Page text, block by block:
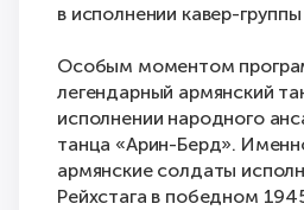
в исполнении кавер-
Особым моментом
легендарный армянский
исполнении народного
танца «Арин-Берд».
армянские солдаты
Рейхстага в победном